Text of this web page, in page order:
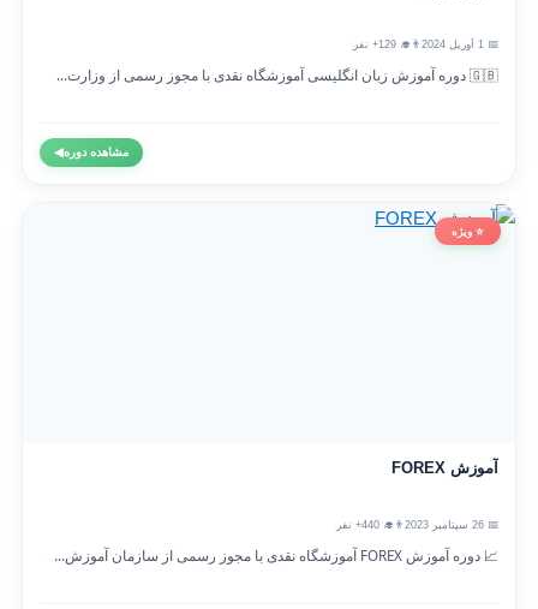
👨‍🎓 129+ نفر
🇬🇧 دوره آموزش زبان انگلیسی آموزشگاه نقدی با مجوز رسمی از وزارت...
مشاهده دوره◀
⭐ ویژه
آموزش FOREX
👨‍🎓 440+ نفر
📈 دوره آموزش FOREX آموزشگاه نقدی با مجوز رسمی از سازمان آموزش...